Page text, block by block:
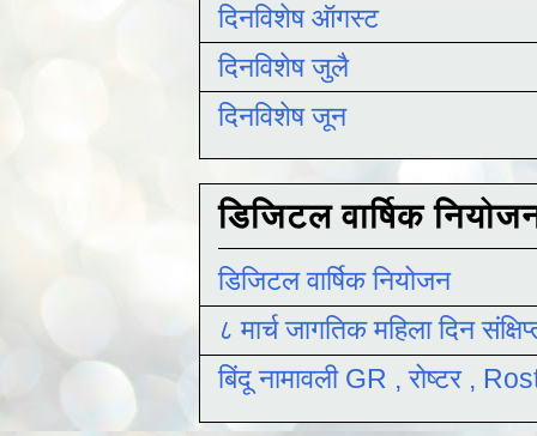
दिनविशेष ऑगस्ट
दिनविशेष जुलै
दिनविशेष जून
डिजिटल वार्षिक
डिजिटल वार्षिक नियोजन
८ मार्च जागतिक महिला दिन
बिंदू नामावली GR , रोष्टर ,